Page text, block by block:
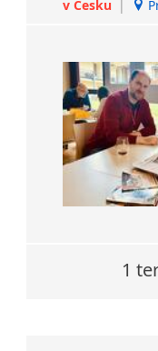
v Česku |
1